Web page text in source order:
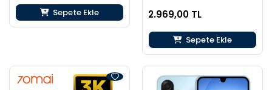
Sepete Ekle 2.969,00 TL
Sepete Ekle